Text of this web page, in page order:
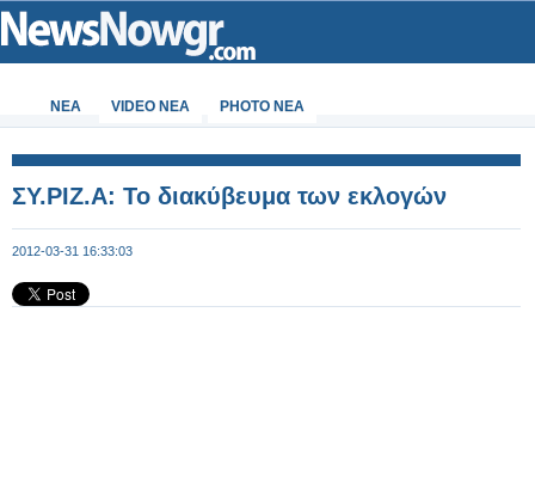
ΝΕΑ VIDEO NEA PHOTO NEA
ΣΥ.ΡΙΖ.Α: Το διακύβευμα των εκλογών
2012-03-31 16:33:03